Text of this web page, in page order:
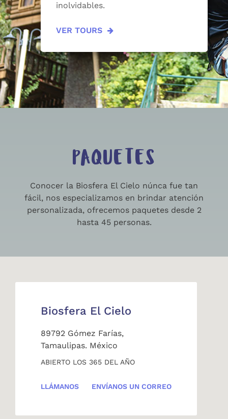
inolvidables.
VER TOURS
PAQUETES
Conocer la Biosfera El Cielo núnca fue tan
fácil, nos especializamos en brindar atención
personalizada, ofrecemos paquetes desde 2
hasta 45 personas.
Biosfera El Cielo
89792 Gómez Farías,
Tamaulipas. México
ABIERTO LOS 365 DEL AÑO
LLÁMANOS ENVÍANOS UN CORREO